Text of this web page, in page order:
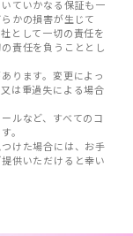
ていかなる保証も一
かの損害が生じて
として一切の責任を
責任を負うこととし
ります。変更によっ
は重過失による場合
ルなど、すべてのコ
。
けた場合には、お手
供いただけると幸い